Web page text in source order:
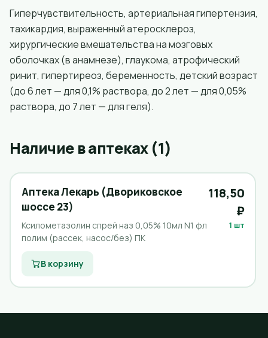
Гиперчувствительность, артериальная гипертензия,
тахикардия, выраженный атеросклероз,
хирургические вмешательства на мозговых
оболочках (в анамнезе), глаукома, атрофический
ринит, гипертиреоз, беременность, детский возраст
(до 6 лет — для 0,1% раствора, до 2 лет — для 0,05%
раствора, до 7 лет — для геля).
Наличие в аптеках (1)
Аптека Лекарь (Двориковское
шоссе 23)
Ксилометазолин спрей наз 0,05% 10мл N1 фл
полим (рассек, насос/без) ПК
118,50
₽
1 шт
В корзину